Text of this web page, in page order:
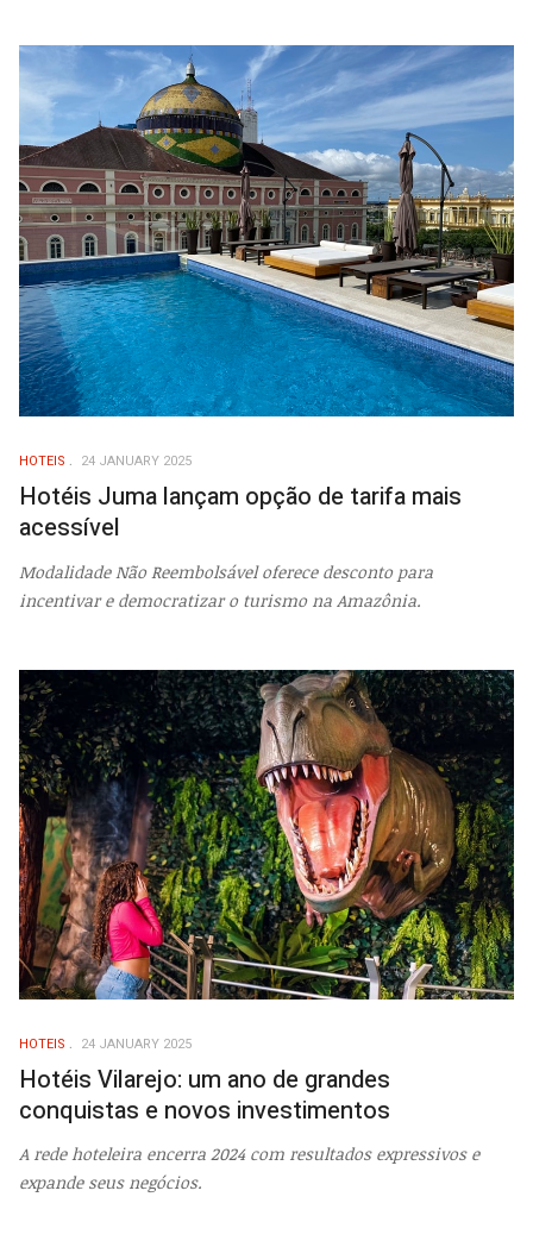
HOTEIS 24 JANUARY 2025
Hotéis Juma lançam opção de tarifa mais
acessível
Modalidade Não Reembolsável oferece desconto para
incentivar e democratizar o turismo na Amazônia.
HOTEIS 24 JANUARY 2025
Hotéis Vilarejo: um ano de grandes
conquistas e novos investimentos
A rede hoteleira encerra 2024 com resultados expressivos e
expande seus negócios.